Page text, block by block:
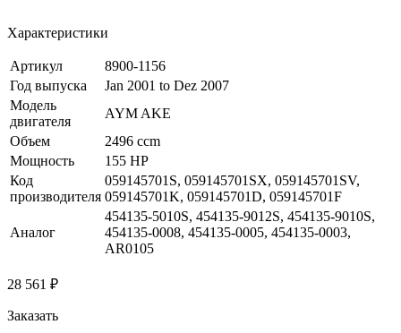
Характеристики
Артикул
8900-1156
Год выпуска
Jan 2001 to Dez 2007
Модель
двигателя
AYM AKE
Объем
2496 ccm
Мощность
155 HP
Код
производителя
059145701S, 059145701SX, 059145701SV,
059145701K, 059145701D, 059145701F
Аналог
454135-5010S, 454135-9012S, 454135-9010S,
454135-0008, 454135-0005, 454135-0003,
AR0105
28 561 ₽
Заказать